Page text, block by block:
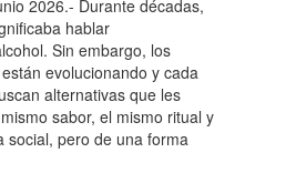
2026.- Durante décadas,
hablar
Sin embargo, los
evolucionando y cada
alternativas que les
sabor, el mismo ritual y
social, pero de una forma